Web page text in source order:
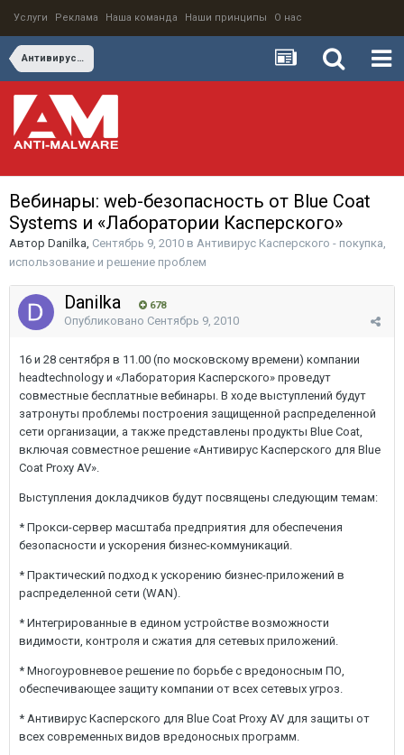
Услуги Реклама Наша команда Наши принципы О нас
Антивирус Касперского - покупка, использование и решение проблем
Вебинары: web-безопасность от Blue Coat
Systems и «Лаборатории Касперского»
Автор Danilka, Сентябрь 9, 2010 в Антивирус Касперского - покупка,
использование и решение проблем
Danilka 678
Опубликовано Сентябрь 9, 2010
16 и 28 сентября в 11.00 (по московскому времени) компании
headtechnology и «Лаборатория Касперского» проведут
совместные бесплатные вебинары. В ходе выступлений будут
затронуты проблемы построения защищенной распределенной
сети организации, а также представлены продукты Blue Coat,
включая совместное решение «Антивирус Касперского для Blue
Coat Proxy AV».
Выступления докладчиков будут посвящены следующим темам:
* Прокси-сервер масштаба предприятия для обеспечения
безопасности и ускорения бизнес-коммуникаций.
* Практический подход к ускорению бизнес-приложений в
распределенной сети (WAN).
* Интегрированные в едином устройстве возможности
видимости, контроля и сжатия для сетевых приложений.
* Многоуровневое решение по борьбе с вредоносным ПО,
обеспечивающее защиту компании от всех сетевых угроз.
* Антивирус Касперского для Blue Coat Proxy AV для защиты от
всех современных видов вредоносных программ.